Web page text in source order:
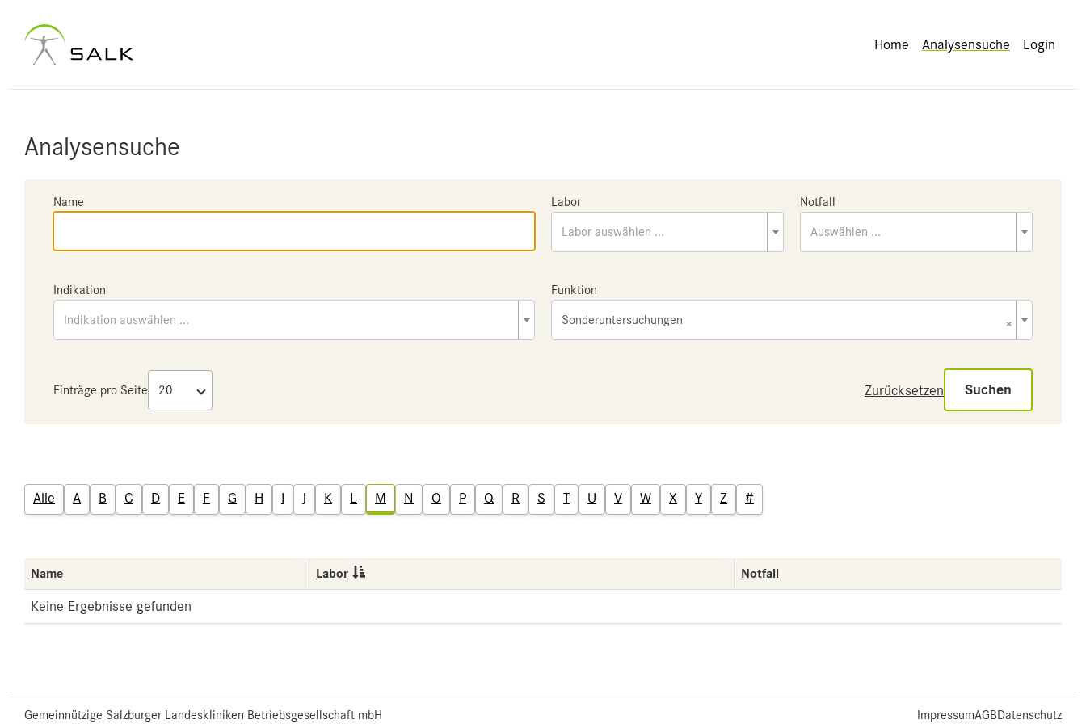
Home Analysensuche Login
Analysensuche
Name Labor
Labor auswählen ...
Notfall
Auswählen ...
Indikation
Indikation auswählen ...
Funktion
×
Sonderuntersuchungen
Einträge pro Seite Zurücksetzen Suchen
Alle A B C D E F G H I J K L M N O P Q R S T U V W X Y Z #
Name Labor Notfall
Keine Ergebnisse gefunden
Gemeinnützige Salzburger Landeskliniken Betriebsgesellschaft mbH ImpressumAGBDatenschutz